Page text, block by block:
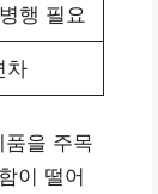
행 필요
차
을 주목
이 떨어